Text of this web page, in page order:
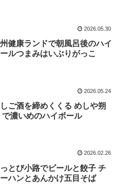
2026.05.30
健康ランドで朝風呂後のハイ
ルつまみはいぶりがっこ
2026.05.24
ご酒を締めくくる めしや朔
で濃いめのハイボール
2026.02.26
とび小路でビールと餃子 チ
ハンとあんかけ五目そば